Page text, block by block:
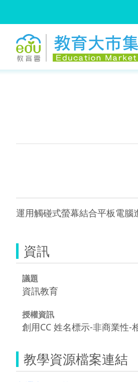
運用觸碰式螢幕結合平板電腦
資訊
議題
資訊教育
授權資訊
創用CC 姓名標示-非商業性-
教學資源檔案連結